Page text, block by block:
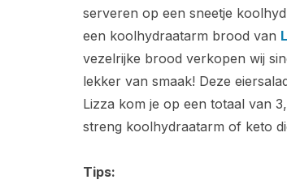
serveren op een sneetje
een koolhydraatarm brood van
vezelrijke brood verkopen wij
lekker van smaak! Deze
Lizza kom je op een totaal van
streng koolhydraatarm of keto
Tips: